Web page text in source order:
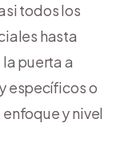
todos los
hasta
puerta a
específicos o
y nivel